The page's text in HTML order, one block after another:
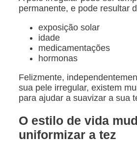
permanente, e pode resultar
exposição solar
idade
medicamentações
hormonas
Felizmente,
sua pele irregular, existem
para ajudar a suavizar a sua
O estilo de vida
uniformizar a tez